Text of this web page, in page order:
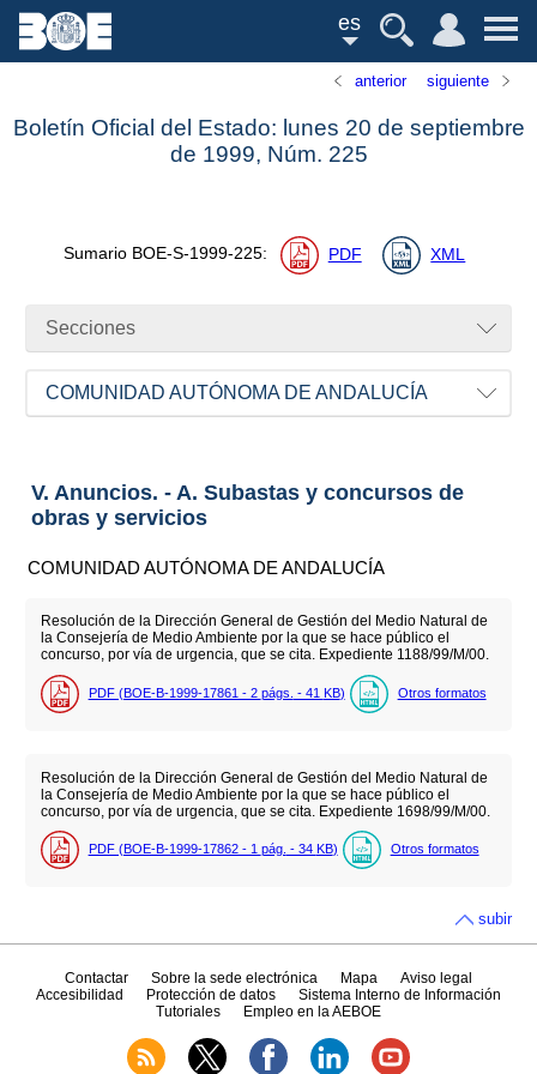
es
anterior siguiente
Boletín Oficial del Estado: lunes 20 de septiembre
de 1999, Núm. 225
Sumario BOE-S-1999-225: PDF XML
Secciones
COMUNIDAD AUTÓNOMA DE ANDALUCÍA
V. Anuncios. - A. Subastas y concursos de
obras y servicios
COMUNIDAD AUTÓNOMA DE ANDALUCÍA
Resolución de la Dirección General de Gestión del Medio Natural de
la Consejería de Medio Ambiente por la que se hace público el
concurso, por vía de urgencia, que se cita. Expediente 1188/99/M/00.
PDF (BOE-B-1999-17861 - 2 págs. - 41 KB) Otros formatos
Resolución de la Dirección General de Gestión del Medio Natural de
la Consejería de Medio Ambiente por la que se hace público el
concurso, por vía de urgencia, que se cita. Expediente 1698/99/M/00.
PDF (BOE-B-1999-17862 - 1 pág. - 34 KB) Otros formatos
subir
Contactar Sobre la sede electrónica Mapa
Aviso legal
Accesibilidad
Protección de datos
Sistema Interno de Información
Tutoriales
Empleo en la AEBOE